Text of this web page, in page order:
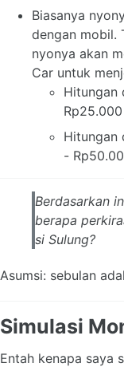
Biasanya
dengan mobil.
nyonya akan
Car untuk
Hitungan
Hitungan
-
Berdasarkan
berapa
si Sulung?
Asumsi: sebulan
Simulasi
Entah kenapa saya